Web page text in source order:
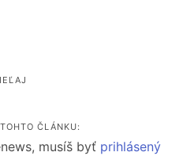
ČLÁNKU:
musíš byť prihlásený